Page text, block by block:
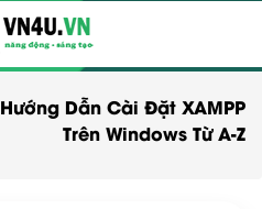
Hướng Dẫn Cài Đặt XAMPP
Trên Windows Từ A-Z